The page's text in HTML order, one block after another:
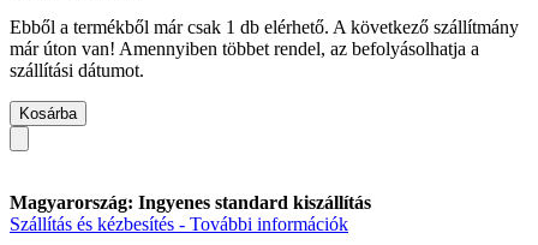
Ebből a termékből már csak 1 db elérhető. A következő szállítmány
már úton van! Amennyiben többet rendel, az befolyásolhatja a
szállítási dátumot.
Kosárba
Magyarország: Ingyenes standard kiszállítás
Szállítás és kézbesítés - További információk